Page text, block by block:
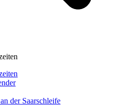
der Saarschleife